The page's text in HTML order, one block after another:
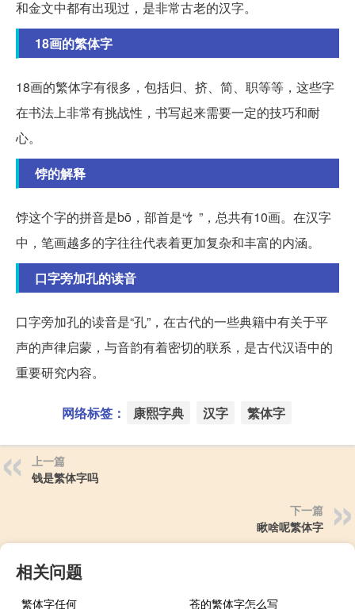
和金文中都有出现过，是非常古老的汉字。
18画的繁体字
18画的繁体字有很多，包括归、挤、简、职等等，这些字
在书法上非常有挑战性，书写起来需要一定的技巧和耐
心。
饽的解释
饽这个字的拼音是bō，部首是“饣”，总共有10画。在汉字
中，笔画越多的字往往代表着更加复杂和丰富的内涵。
口字旁加孔的读音
口字旁加孔的读音是“孔”，在古代的一些典籍中有关于平
声的声律启蒙，与音韵有着密切的联系，是古代汉语中的
重要研究内容。
网络标签： 康熙字典 汉字 繁体字
上一篇
钱是繁体字吗
下一篇
瞅啥呢繁体字
相关问题
繁体字任何 苍的繁体字怎么写